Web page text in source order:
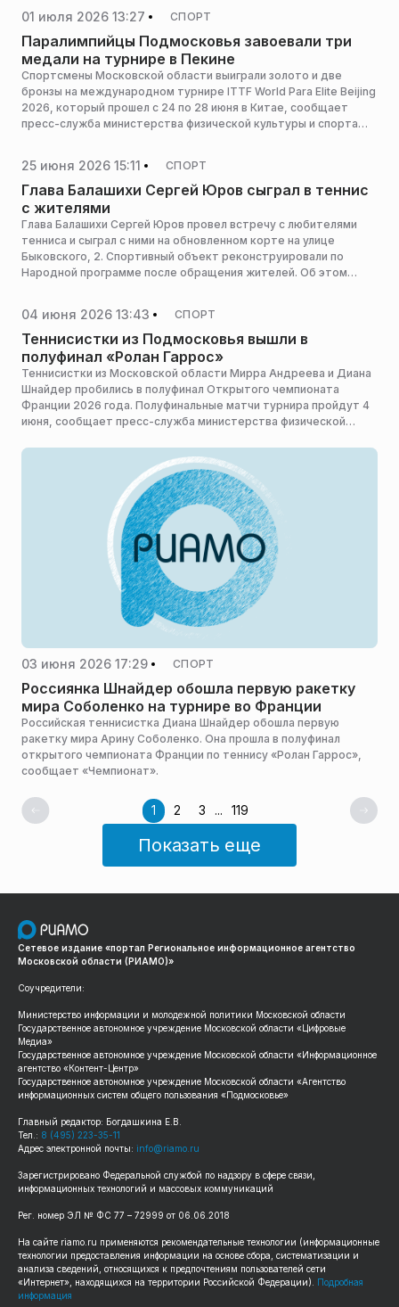
01 июля 2026 13:27 СПОРТ
Паралимпийцы Подмосковья завоевали три
медали на турнире в Пекине
Спортсмены Московской области выиграли золото и две
бронзы на международном турнире ITTF World Para Elite Beijing
2026, который прошел с 24 по 28 июня в Китае, сообщает
пресс-служба министерства физической культуры и спорта
25 июня 2026 15:11 СПОРТ
Глава Балашихи Сергей Юров сыграл в теннис
с жителями
Глава Балашихи Сергей Юров провел встречу с любителями
тенниса и сыграл с ними на обновленном корте на улице
Быковского, 2. Спортивный объект реконструировали по
Народной программе после обращения жителей. Об этом
04 июня 2026 13:43 СПОРТ
Теннисистки из Подмосковья вышли в
полуфинал «Ролан Гаррос»
Теннисистки из Московской области Мирра Андреева и Диана
Шнайдер пробились в полуфинал Открытого чемпионата
Франции 2026 года. Полуфинальные матчи турнира пройдут 4
июня, сообщает пресс-служба министерства физической
03 июня 2026 17:29 СПОРТ
Россиянка Шнайдер обошла первую ракетку
мира Соболенко на турнире во Франции
Российская теннисистка Диана Шнайдер обошла первую
ракетку мира Арину Соболенко. Она прошла в полуфинал
открытого чемпионата Франции по теннису «Ролан Гаррос»,
сообщает «Чемпионат».
1 2 3 ... 119
Показать еще
Сетевое издание «портал Региональное информационное агентство
Московской области (РИАМО)»
Соучредители:
Министерство информации и молодежной политики Московской области
Государственное автономное учреждение Московской области «Цифровые
Медиа»
Государственное автономное учреждение Московской области «Информационное
агентство «Контент-Центр»
Государственное автономное учреждение Московской области «Агентство
информационных систем общего пользования «Подмосковье»
Главный редактор: Богдашкина Е.В.
Тел.: 8 (495) 223-35-11
Адрес электронной почты: info@riamo.ru
Зарегистрировано Федеральной службой по надзору в сфере связи,
информационных технологий и массовых коммуникаций
Рег. номер ЭЛ № ФС 77 – 72999 от 06.06.2018
На сайте riamo.ru применяются рекомендательные технологии (информационные
технологии предоставления информации на основе сбора, систематизации и
анализа сведений, относящихся к предпочтениям пользователей сети
«Интернет», находящихся на территории Российской Федерации). Подробная
информация